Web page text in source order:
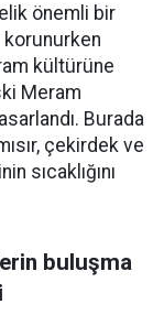
önemli bir
korunurken
kültürüne
Meram
Burada
çekirdek ve
sıcaklığını
buluşma